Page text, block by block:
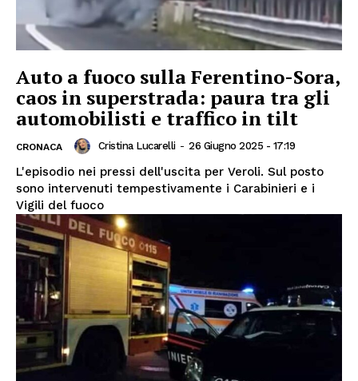
Auto a fuoco sulla Ferentino-Sora,
caos in superstrada: paura tra gli
automobilisti e traffico in tilt
CRONACA Cristina Lucarelli - 26 Giugno 2025 - 17:19
L'episodio nei pressi dell'uscita per Veroli. Sul posto
sono intervenuti tempestivamente i Carabinieri e i
Vigili del fuoco